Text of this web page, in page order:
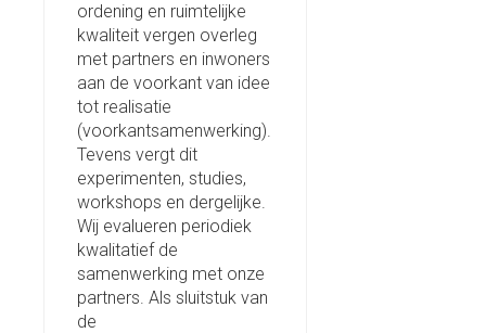
ordening en ruimtelijke
kwaliteit vergen overleg
met partners en inwoners
aan de voorkant van idee
tot realisatie
(voorkantsamenwerking).
Tevens vergt dit
experimenten, studies,
workshops en dergelijke.
Wij evalueren periodiek
kwalitatief de
samenwerking met onze
partners. Als sluitstuk van
de